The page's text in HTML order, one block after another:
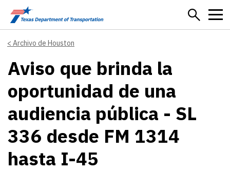
Skip to main content
Archivo de Houston
Aviso que brinda la
oportunidad de una
audiencia pública - SL
336 desde FM 1314
hasta I-45